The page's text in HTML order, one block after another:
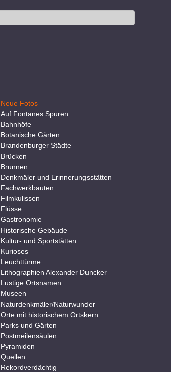
Neue Fotos
Auf Fontanes Spuren
Bahnhöfe
Botanische Gärten
Brandenburger Städte
Brücken
Brunnen
Denkmäler und Erinnerungsstätten
Fachwerkbauten
Filmkulissen
Flüsse
Gastronomie
Historische Gebäude
Kultur- und Sportstätten
Kurioses
Leuchttürme
Lithographien Alexander Duncker
Lustige Ortsnamen
Museen
Naturdenkmäler/Naturwunder
Orte mit historischem Ortskern
Parks und Gärten
Postmeilensäulen
Pyramiden
Quellen
Rekordverdächtig